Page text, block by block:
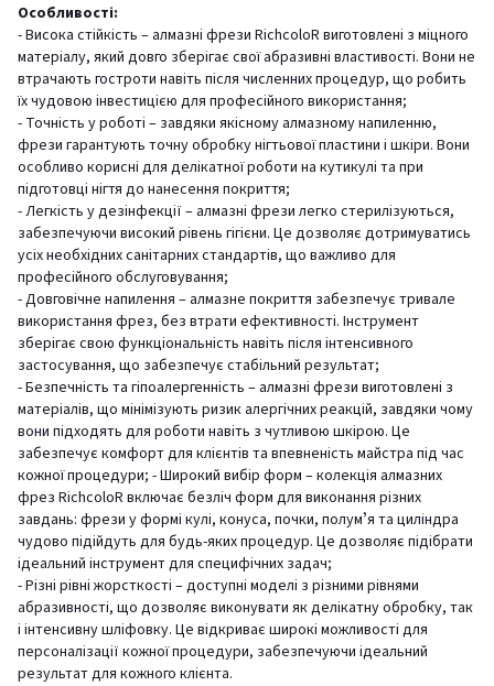
Особливості:
- Висока стійкість – алмазні фрези RichcoloR виготовлені з міцного
матеріалу, який довго зберігає свої абразивні властивості. Вони не
втрачають гостроти навіть після численних процедур, що робить
їх чудовою інвестицією для професійного використання;
- Точність у роботі – завдяки якісному алмазному напиленню,
фрези гарантують точну обробку нігтьової пластини і шкіри. Вони
особливо корисні для делікатної роботи на кутикулі та при
підготовці нігтя до нанесення покриття;
- Легкість у дезінфекції – алмазні фрези легко стерилізуються,
забезпечуючи високий рівень гігієни. Це дозволяє дотримуватись
усіх необхідних санітарних стандартів, що важливо для
професійного обслуговування;
- Довговічне напилення – алмазне покриття забезпечує тривале
використання фрез, без втрати ефективності. Інструмент
зберігає свою функціональність навіть після інтенсивного
застосування, що забезпечує стабільний результат;
- Безпечність та гіпоалергенність – алмазні фрези виготовлені з
матеріалів, що мінімізують ризик алергічних реакцій, завдяки чому
вони підходять для роботи навіть з чутливою шкірою. Це
забезпечує комфорт для клієнтів та впевненість майстра під час
кожної процедури; - Широкий вибір форм – колекція алмазних
фрез RichcoloR включає безліч форм для виконання різних
завдань: фрези у формі кулі, конуса, почки, полумʼя та циліндра
чудово підійдуть для будь-яких процедур. Це дозволяє підібрати
ідеальний інструмент для специфічних задач;
- Різні рівні жорсткості – доступні моделі з різними рівнями
абразивності, що дозволяє виконувати як делікатну обробку, так
і інтенсивну шліфовку. Це відкриває широкі можливості для
персоналізації кожної процедури, забезпечуючи ідеальний
результат для кожного клієнта.